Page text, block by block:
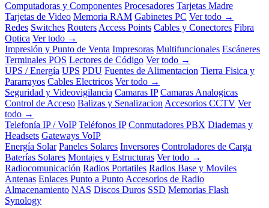
Computadoras y Componentes Procesadores Tarjetas Madre
Tarjetas de Video Memoria RAM Gabinetes PC Ver todo →
Redes Switches Routers Access Points Cables y Conectores Fibra
Optica Ver todo →
Impresión y Punto de Venta Impresoras Multifuncionales Escáneres
Terminales POS Lectores de Código Ver todo →
UPS / Energía UPS PDU Fuentes de Alimentacion Tierra Fisica y
Pararrayos Cables Electricos Ver todo →
Seguridad y Videovigilancia Camaras IP Camaras Analogicas
Control de Acceso Balizas y Senalizacion Accesorios CCTV Ver
todo →
Telefonía IP / VoIP Teléfonos IP Conmutadores PBX Diademas y
Headsets Gateways VoIP
Energía Solar Paneles Solares Inversores Controladores de Carga
Baterías Solares Montajes y Estructuras Ver todo →
Radiocomunicación Radios Portatiles Radios Base y Moviles
Antenas Enlaces Punto a Punto Accesorios de Radio
Almacenamiento NAS Discos Duros SSD Memorias Flash
Synology